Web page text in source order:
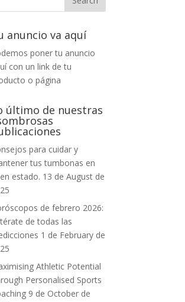
anuncio va aquí
poner tu anuncio
con un link de tu
o página
último de nuestras
para cuidar y
tus tumbonas en
estado. 13 de August de
de febrero 2026:
de todas las
1 de February de
Athletic Potential
Personalised Sports
9 de October de